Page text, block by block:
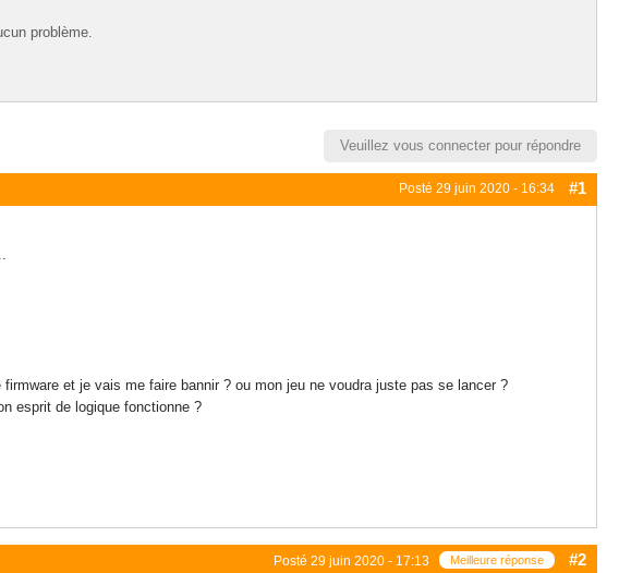
problème.
Veuillez vous connecter pour répondre
Posté 29 juin 2020 - 16:34 #1
et je vais me faire bannir ? ou mon jeu ne voudra juste pas se lancer ?
esprit de logique fonctionne ?
Posté 29 juin 2020 - 17:13 Meilleure réponse #2